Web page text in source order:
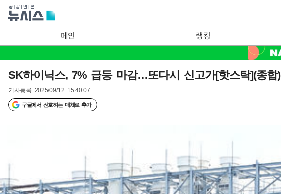
메인 랭킹
SK하이닉스, 7% 급등 마감…또다시 신고가[핫스탁](종합)
기사등록 2025/09/12 15:40:07
구글에서 선호하는 매체로 추가